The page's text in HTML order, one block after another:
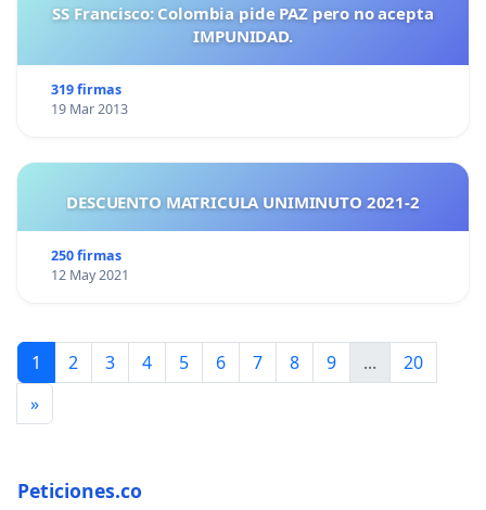
SS Francisco: Colombia pide PAZ pero no acepta
IMPUNIDAD.
319 firmas
19 Mar 2013
DESCUENTO MATRICULA UNIMINUTO 2021-2
250 firmas
12 May 2021
1 2 3 4 5 6 7 8 9 ...
20
»
Peticiones.co